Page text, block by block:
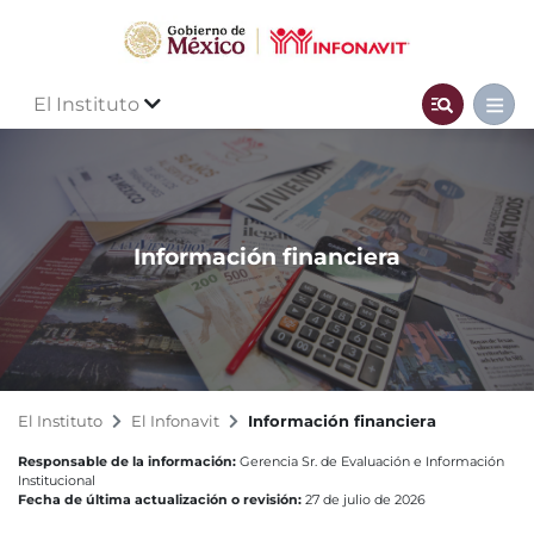
El Instituto
Información financiera
El Instituto El Infonavit Información financiera
Responsable de la información: Gerencia Sr. de Evaluación e Información
Institucional
Fecha de última actualización o revisión: 27 de julio de 2026